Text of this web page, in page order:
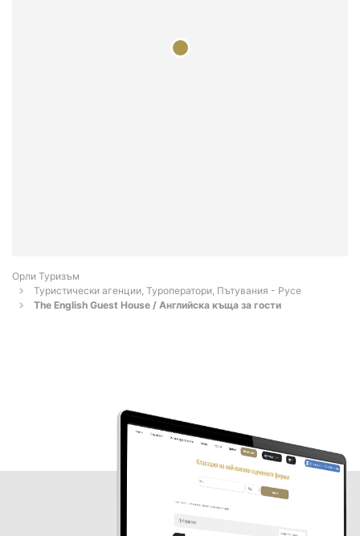
Орли Туризъм
Туристически агенции, Туроператори, Пътувания - Русе
The English Guest House / Английска къща за гости